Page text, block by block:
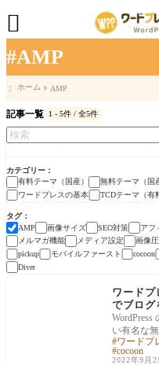
#AMP

 ホーム AMP
記事一覧 1 - 5件 / 全5件
カテゴリー
有料テーマ（国産）
無料テーマ（国
ワードプレスの基本
TCDテーマ（有
タグ
AMP
画像サイズ SEO対策 アフ
メルマガ機能
メディア設定 画像
pickup
モバイルファースト cocoon
Diver
ワードプ
でブログ
こと
い有名な
ついて、
サイトを
ワードプ
cocoon
2022年9月